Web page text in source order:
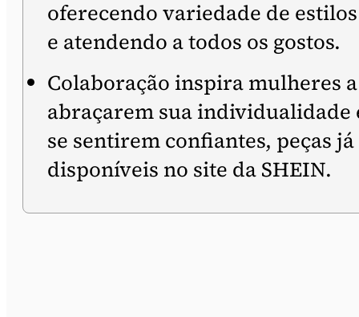
oferecendo variedade de estilos
e atendendo a todos os gostos.
Colaboração inspira mulheres a
abraçarem sua individualidade
se sentirem confiantes, peças já
disponíveis no site da SHEIN.